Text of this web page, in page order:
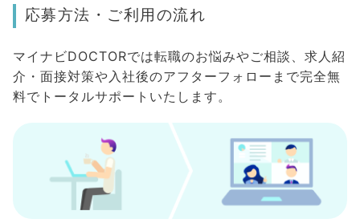
応募方法・ご利用の流れ
マイナビDOCTORでは転職のお悩みやご相談、求人紹
介・面接対策や入社後のアフターフォローまで完全無
料でトータルサポートいたします。